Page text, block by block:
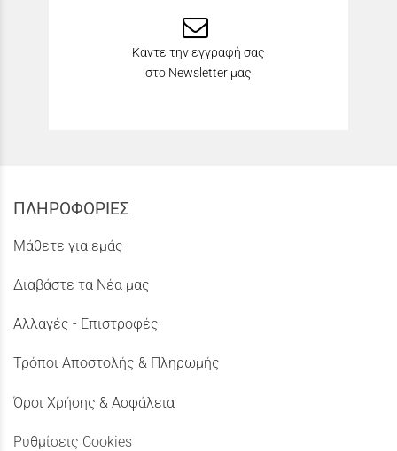
Κάντε την εγγραφή σας
στο Newsletter μας
ΠΛΗΡΟΦΟΡΙΕΣ
Μάθετε για εμάς
Διαβάστε τα Νέα μας
Αλλαγές - Επιστροφές
Τρόποι Αποστολής & Πληρωμής
Όροι Χρήσης & Ασφάλεια
Ρυθμίσεις Cookies